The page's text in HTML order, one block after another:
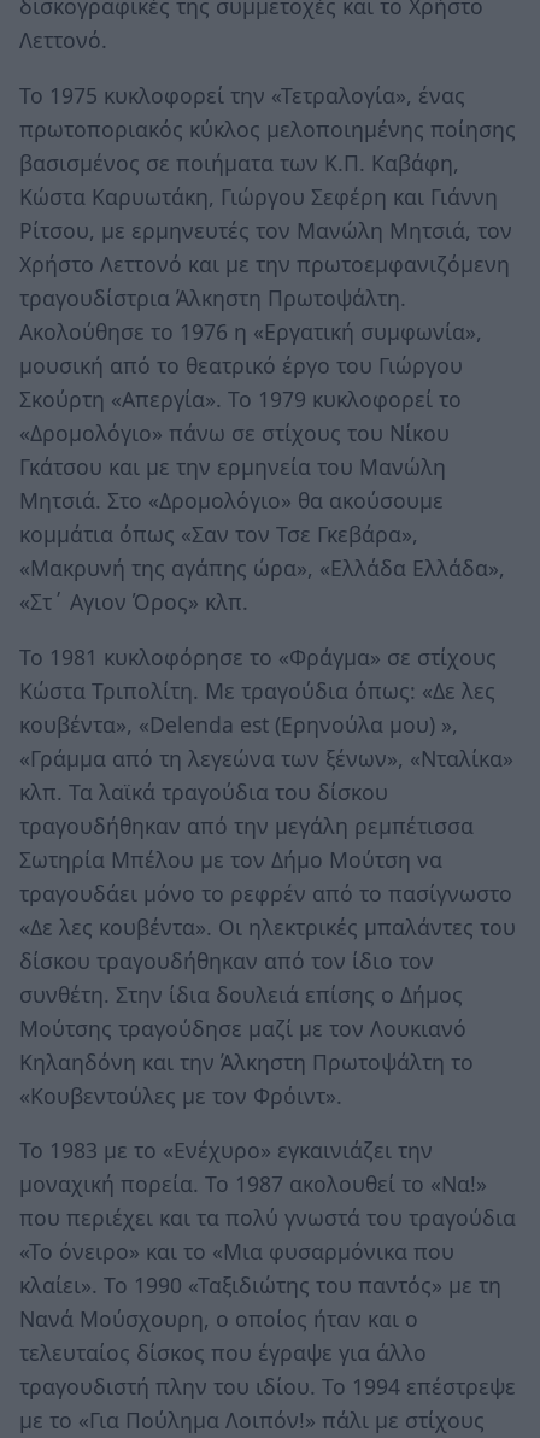
δισκογραφικές της συμμετοχές και το Χρήστο
Λεττονό.
Το 1975 κυκλοφορεί την «Τετραλογία», ένας
πρωτοποριακός κύκλος μελοποιημένης ποίησης
βασισμένος σε ποιήματα των Κ.Π. Καβάφη,
Κώστα Καρυωτάκη, Γιώργου Σεφέρη και Γιάννη
Ρίτσου, με ερμηνευτές τον Μανώλη Μητσιά, τον
Χρήστο Λεττονό και με την πρωτοεμφανιζόμενη
τραγουδίστρια Άλκηστη Πρωτοψάλτη.
Ακολούθησε το 1976 η «Εργατική συμφωνία»,
μουσική από το θεατρικό έργο του Γιώργου
Σκούρτη «Απεργία». Το 1979 κυκλοφορεί το
«Δρομολόγιο» πάνω σε στίχους του Νίκου
Γκάτσου και με την ερμηνεία του Μανώλη
Μητσιά. Στο «Δρομολόγιο» θα ακούσουμε
κομμάτια όπως «Σαν τον Τσε Γκεβάρα»,
«Μακρυνή της αγάπης ώρα», «Ελλάδα Ελλάδα»,
«Στ΄ Αγιον Όρος» κλπ.
Το 1981 κυκλοφόρησε το «Φράγμα» σε στίχους
Κώστα Τριπολίτη. Με τραγούδια όπως: «Δε λες
κουβέντα», «Delenda est (Ερηνούλα μου) »,
«Γράμμα από τη λεγεώνα των ξένων», «Νταλίκα»
κλπ. Τα λαϊκά τραγούδια του δίσκου
τραγουδήθηκαν από την μεγάλη ρεμπέτισσα
Σωτηρία Μπέλου με τον Δήμο Μούτση να
τραγουδάει μόνο το ρεφρέν από το πασίγνωστο
«Δε λες κουβέντα». Οι ηλεκτρικές μπαλάντες του
δίσκου τραγουδήθηκαν από τον ίδιο τον
συνθέτη. Στην ίδια δουλειά επίσης ο Δήμος
Μούτσης τραγούδησε μαζί με τον Λουκιανό
Κηλαηδόνη και την Άλκηστη Πρωτοψάλτη το
«Κουβεντούλες με τον Φρόιντ».
Το 1983 με το «Ενέχυρο» εγκαινιάζει την
μοναχική πορεία. Το 1987 ακολουθεί το «Να!»
που περιέχει και τα πολύ γνωστά του τραγούδια
«Το όνειρο» και το «Μια φυσαρμόνικα που
κλαίει». Το 1990 «Ταξιδιώτης του παντός» με τη
Νανά Μούσχουρη, ο οποίος ήταν και ο
τελευταίος δίσκος που έγραψε για άλλο
τραγουδιστή πλην του ιδίου. Το 1994 επέστρεψε
με το «Για Πούλημα Λοιπόν!» πάλι με στίχους